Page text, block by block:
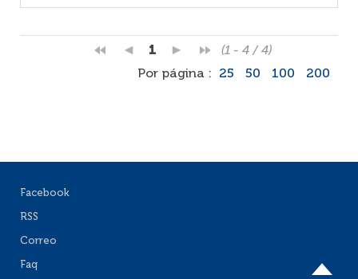
1
(1 - 4 / 4)
Por página :
25 50 100 200
Facebook
RSS
Correo
Faq